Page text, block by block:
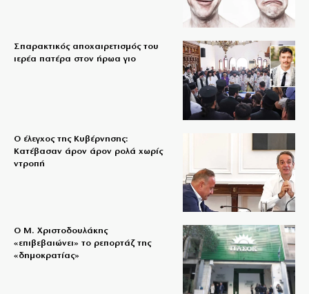
Σπαρακτικός αποχαιρετισμός του
ιερέα πατέρα στον ήρωα γιο
Ο έλεγχος της Κυβέρνησης:
Κατέβασαν άρον άρον ρολά χωρίς
ντροπή
O Μ. Χριστοδουλάκης
«επιβεβαιώνει» το ρεπορτάζ της
«δημοκρατίας»